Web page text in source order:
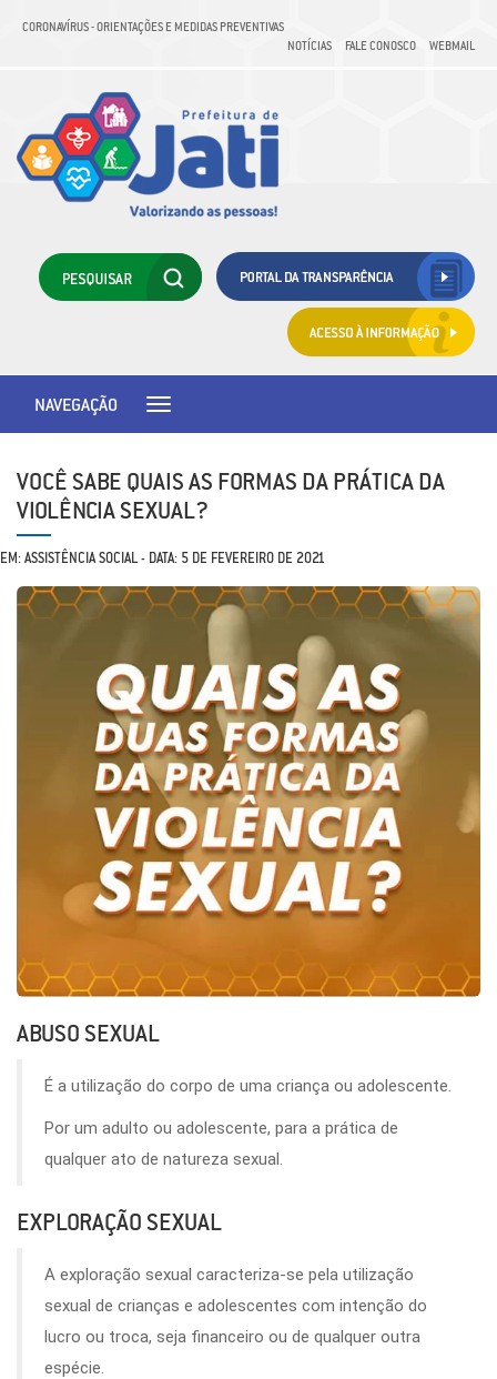
CORONAVÍRUS - ORIENTAÇÕES E MEDIDAS PREVENTIVAS
NOTÍCIAS
FALE CONOSCO WEBMAIL
Toggle
NAVEGAÇÃO
VOCÊ SABE QUAIS AS FORMAS DA PRÁTICA DA
VIOLÊNCIA SEXUAL?
EM: ASSISTÊNCIA SOCIAL - DATA: 5 DE FEVEREIRO DE 2021
ABUSO SEXUAL
É a utilização do corpo de uma criança ou adolescente.
Por um adulto ou adolescente, para a prática de
qualquer ato de natureza sexual.
EXPLORAÇÃO SEXUAL
A exploração sexual caracteriza-se pela utilização
sexual de crianças e adolescentes com intenção do
lucro ou troca, seja financeiro ou de qualquer outra
espécie.